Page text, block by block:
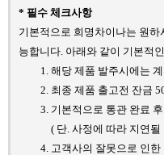
* 필수 체크사항
기본적으로 희명차이나는 원
능합니다. 아래와 같이 기본적
해당 제품 발주시에는
최종 제품 출고전 잔금
기본적으로 통관 완료
( 단. 사정에 따라 지연될
고객사의 잘못으로 인